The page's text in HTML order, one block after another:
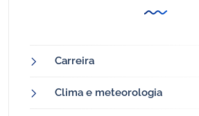
Carreira
Clima e meteorologia